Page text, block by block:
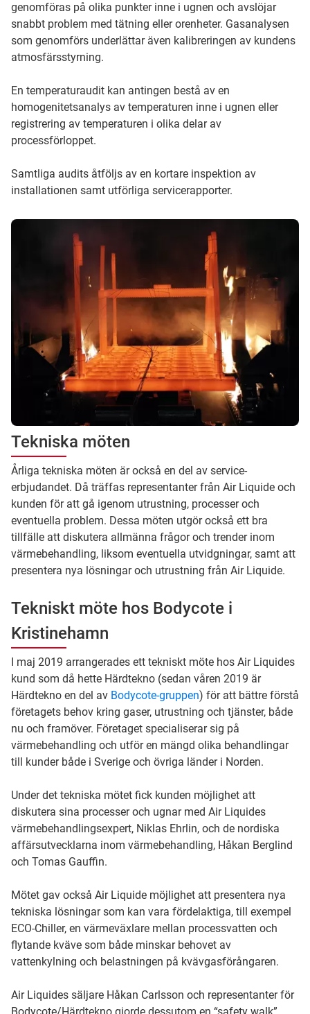
genomföras på olika punkter inne i ugnen och avslöjar
snabbt problem med tätning eller orenheter. Gasanalysen
som genomförs underlättar även kalibreringen av kundens
atmosfärsstyrning.
En temperaturaudit kan antingen bestå av en
homogenitetsanalys av temperaturen inne i ugnen eller
registrering av temperaturen i olika delar av
processförloppet.
Samtliga audits åtföljs av en kortare inspektion av
installationen samt utförliga servicerapporter.
Tekniska möten
Årliga tekniska möten är också en del av service-
erbjudandet. Då träffas representanter från Air Liquide och
kunden för att gå igenom utrustning, processer och
eventuella problem. Dessa möten utgör också ett bra
tillfälle att diskutera allmänna frågor och trender inom
värmebehandling, liksom eventuella utvidgningar, samt att
presentera nya lösningar och utrustning från Air Liquide.
Tekniskt möte hos Bodycote i
Kristinehamn
I maj 2019 arrangerades ett tekniskt möte hos Air Liquides
kund som då hette Härdtekno (sedan våren 2019 är
Härdtekno en del av Bodycote-gruppen) för att bättre förstå
företagets behov kring gaser, utrustning och tjänster, både
nu och framöver. Företaget specialiserar sig på
värmebehandling och utför en mängd olika behandlingar
till kunder både i Sverige och övriga länder i Norden.
Under det tekniska mötet fick kunden möjlighet att
diskutera sina processer och ugnar med Air Liquides
värmebehandlingsexpert, Niklas Ehrlin, och de nordiska
affärsutvecklarna inom värmebehandling, Håkan Berglind
och Tomas Gauffin.
Mötet gav också Air Liquide möjlighet att presentera nya
tekniska lösningar som kan vara fördelaktiga, till exempel
ECO-Chiller, en värmeväxlare mellan processvatten och
flytande kväve som både minskar behovet av
vattenkylning och belastningen på kvävgasförångaren.
Air Liquides säljare Håkan Carlsson och representanter för